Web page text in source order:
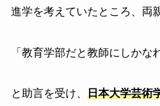
進学を考えていたところ、両
「教育学部だと教師にしかな
と助言を受け、 日本大学芸術